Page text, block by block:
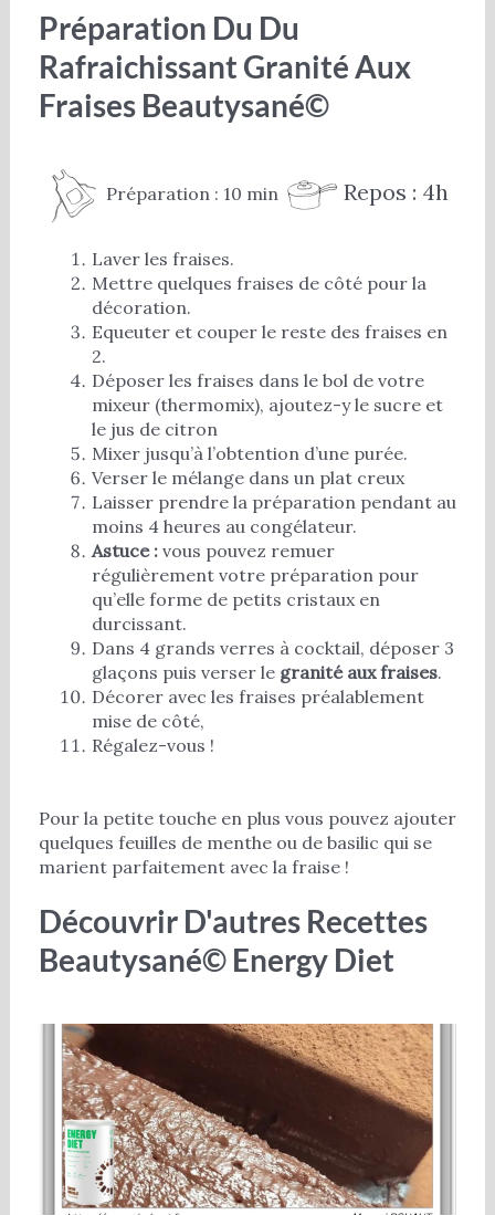
Préparation Du Du
Rafraichissant Granité Aux
Fraises Beautysané©
Préparation : 10 min Repos : 4h
Laver les fraises.
Mettre quelques fraises de côté pour la
décoration.
Equeuter et couper le reste des fraises en
2.
Déposer les fraises dans le bol de votre
mixeur (thermomix), ajoutez-y le sucre et
le jus de citron
Mixer jusqu’à l’obtention d’une purée.
Verser le mélange dans un plat creux
Laisser prendre la préparation pendant au
moins 4 heures au congélateur.
Astuce :vous pouvez remuer
régulièrement votre préparation pour
qu’elle forme de petits cristaux en
durcissant.
Dans 4 grands verres à cocktail, déposer 3
glaçons puis verser le granité aux fraises.
Décorer avec les fraises préalablement
mise de côté,
Régalez-vous !
Pour la petite touche en plus vous pouvez ajouter
quelques feuilles de menthe ou de basilic qui se
marient parfaitement avec la fraise !
Découvrir D'autres Recettes
Beautysané© Energy Diet